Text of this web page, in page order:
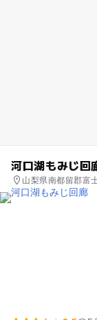
河口湖もみじ回
山梨県南都留郡富